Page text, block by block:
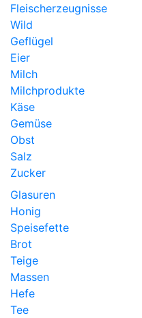
Fleischerzeugnisse
Wild
Geflügel
Eier
Milch
Milchprodukte
Käse
Gemüse
Obst
Salz
Zucker
Glasuren
Honig
Speisefette
Brot
Teige
Massen
Hefe
Tee